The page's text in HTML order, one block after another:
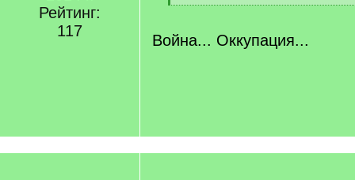
Рейтинг:
117
[
q
]
Война... Оккупация...